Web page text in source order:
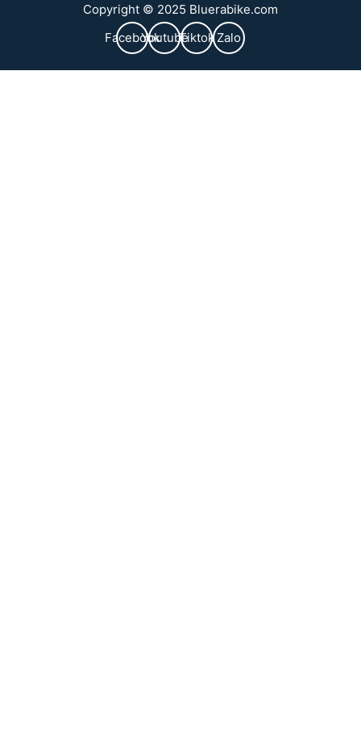
Copyright © 2025 Bluerabike.com
FacebookYoutubeTiktok Zalo